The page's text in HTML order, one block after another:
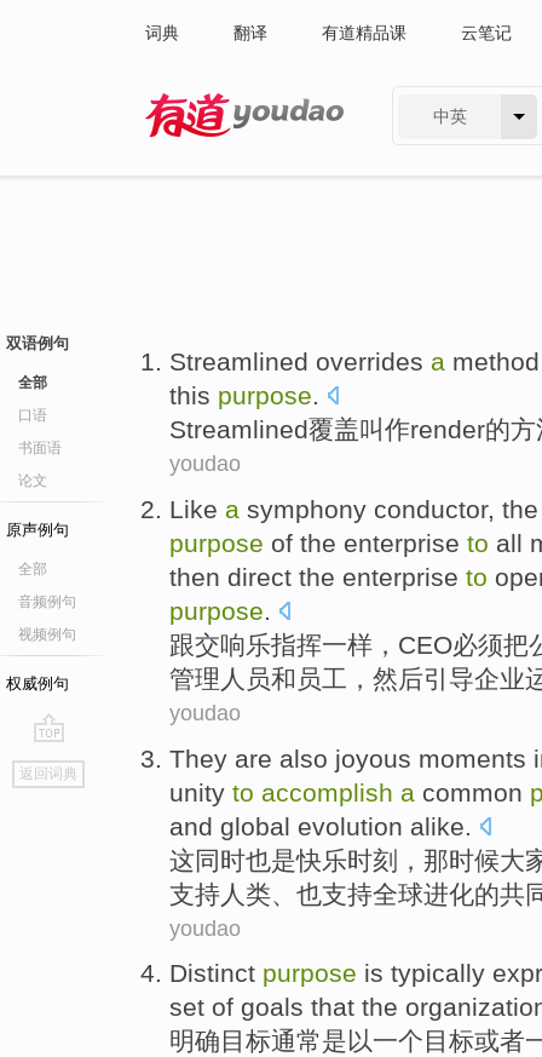
词典 翻译 有道精品课 云笔记
中英
双语例句
全部
口语
书面语
论文
原声例句
全部
音频例句
视频例句
权威例句
go
top
返回词典
Streamlined overrides a method
this purpose.
Streamlined覆盖叫作render的方
youdao
Like a symphony conductor,
purpose of the enterprise to all
then direct the enterprise to
purpose.
跟交响乐指挥一样 ， CEO必须把
管理人员和 员工 ， 然后引导企业
youdao
They are also joyous moments
unity to accomplish a common
and global evolution alike
这同时也是快乐时刻 ， 那时候大
支持 人类 、也支持全球进化的共
youdao
Distinct purpose is typically
set of goals that the
明确目标通常是以一个目标或者